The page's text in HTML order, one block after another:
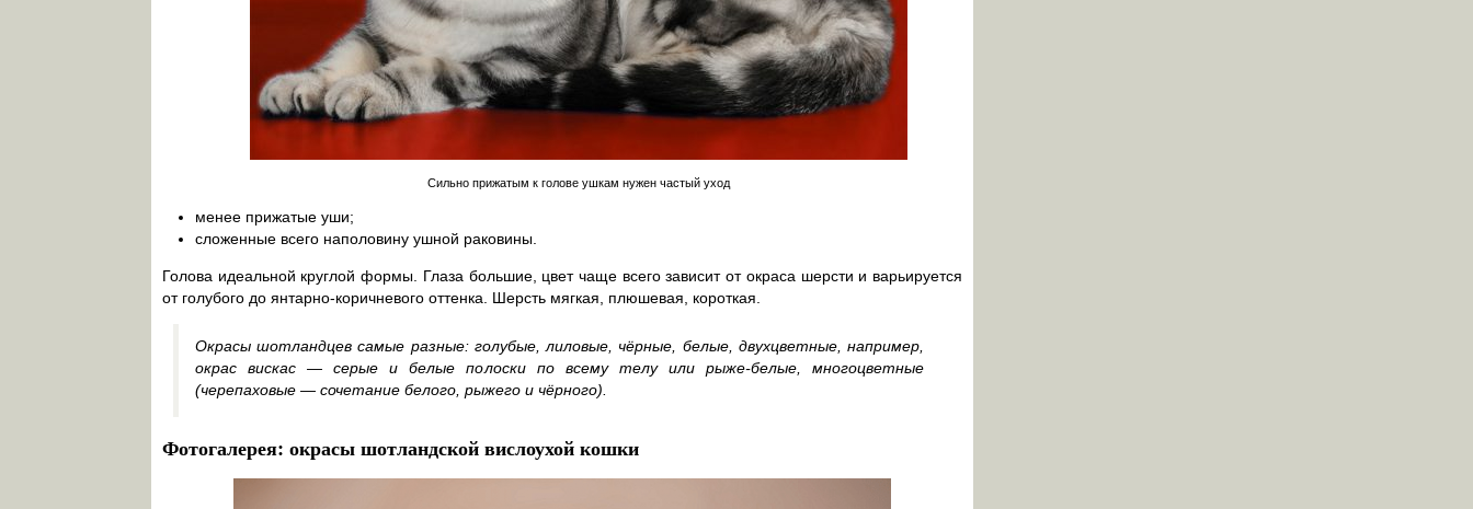
Сильно прижатым к голове ушкам нужен частый уход
менее прижатые уши;
сложенные всего наполовину ушной раковины.
Голова идеальной круглой формы. Глаза большие, цвет чаще всего зависит от окраса шерсти и варьируется
от голубого до янтарно-коричневого оттенка. Шерсть мягкая, плюшевая, короткая.
Окрасы шотландцев самые разные: голубые, лиловые, чёрные, белые, двухцветные, например,
окрас вискас — серые и белые полоски по всему телу или рыже-белые, многоцветные
(черепаховые — сочетание белого, рыжего и чёрного).
Фотогалерея: окрасы шотландской вислоухой кошки